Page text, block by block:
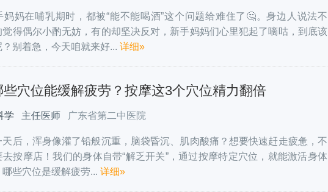
妈妈在哺乳期时，都被“能不能喝酒”这个问题给难住了🤔。身边人说法不
觉得偶尔小酌无妨，有的却坚决反对，新手妈妈们心里犯起了嘀咕，到底该
？别着急，今天咱就来好... 详细»
些穴位能缓解疲劳？按摩这3个穴位精力翻倍
学 主任医师 广东省第二中医院
天后，浑身像灌了铅般沉重，脑袋昏沉、肌肉酸痛？想要快速赶走疲惫，不
去按摩店！我们的身体自带“解乏开关”，通过按摩特定穴位，就能激活身体
些穴位是缓解疲劳... 详细»